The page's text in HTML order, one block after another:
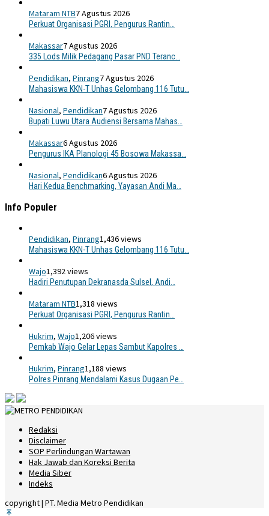
Mataram NTB7 Agustus 2026
Perkuat Organisasi PGRI, Pengurus Rantin…
Makassar7 Agustus 2026
335 Lods Milik Pedagang Pasar PND Teranc…
Pendidikan, Pinrang7 Agustus 2026
Mahasiswa KKN-T Unhas Gelombang 116 Tutu…
Nasional, Pendidikan7 Agustus 2026
Bupati Luwu Utara Audiensi Bersama Mahas…
Makassar6 Agustus 2026
Pengurus IKA Planologi 45 Bosowa Makassa…
Nasional, Pendidikan6 Agustus 2026
Hari Kedua Benchmarking, Yayasan Andi Ma…
Info Populer
Pendidikan, Pinrang1,436 views
Mahasiswa KKN-T Unhas Gelombang 116 Tutu…
Wajo1,392 views
Hadiri Penutupan Dekranasda Sulsel, Andi…
Mataram NTB1,318 views
Perkuat Organisasi PGRI, Pengurus Rantin…
Hukrim, Wajo1,206 views
Pemkab Wajo Gelar Lepas Sambut Kapolres …
Hukrim, Pinrang1,188 views
Polres Pinrang Mendalami Kasus Dugaan Pe…
Redaksi
Disclaimer
SOP Perlindungan Wartawan
Hak Jawab dan Koreksi Berita
Media Siber
Indeks
copyright | PT. Media Metro Pendidikan